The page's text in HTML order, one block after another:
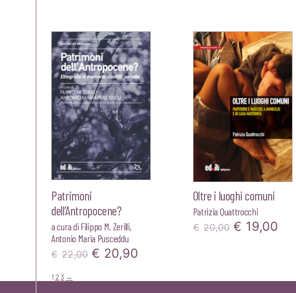
era:
€20,00.
è:
€19,00.
era:
€22,00.
è:
Patrimoni
dell’Antropocene?
a cura di Filippo M. Zerilli,
Antonio Maria Pusceddu
€ 22,00 Il
€ 20,90
Oltre i luoghi comuni
Patrizia Quattrocchi
€ 20,00 Il
era:
€ 19,00
è:
1 2 3 →